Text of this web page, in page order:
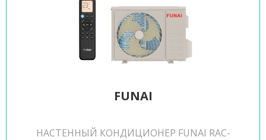
FUNAI
НАСТЕННЫЙ КОНДИЦИОНЕР FUNAI RAC-